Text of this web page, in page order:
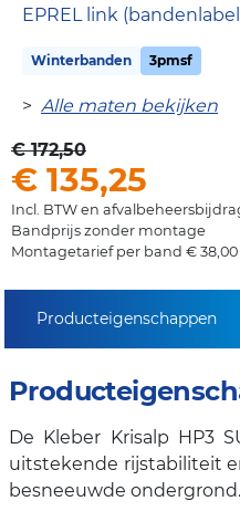
EPREL link
Winterbanden 3pmsf
> Alle maten bekijken
€ 172,50
€ 135,25
Incl. BTW en
Bandprijs zonder montage
Montagetarief per band € 38,00
Producteigenschappen
De Kleber Krisalp HP3
uitstekende rijstabiliteit
besneeuwde ondergrond.